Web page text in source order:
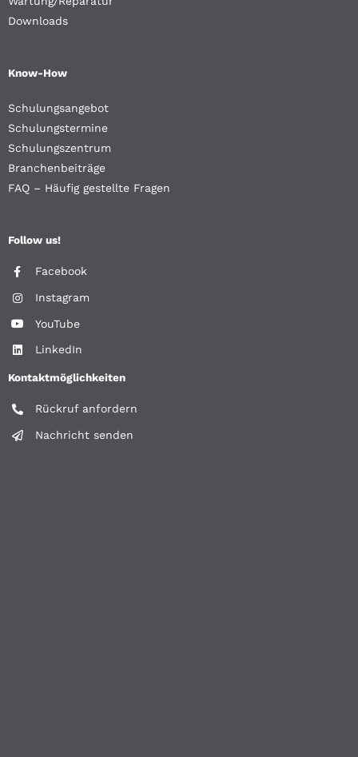
Downloads
Know-How
Schulungsangebot
Schulungstermine
Schulungszentrum
Branchenbeiträge
FAQ – Häufig gestellte Fragen
Follow us!
Facebook
Instagram
YouTube
LinkedIn
Kontaktmöglichkeiten
Rückruf anfordern
Nachricht senden